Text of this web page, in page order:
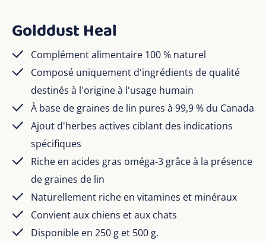
Golddust Heal
Complément alimentaire 100 % naturel
Composé uniquement d'ingrédients de qualité
destinés à l'origine à l'usage humain
À base de graines de lin pures à 99,9 % du Canada
Ajout d'herbes actives ciblant des indications
spécifiques
Riche en acides gras oméga-3 grâce à la présence
de graines de lin
Naturellement riche en vitamines et minéraux
Convient aux chiens et aux chats
Disponible en 250 g et 500 g.